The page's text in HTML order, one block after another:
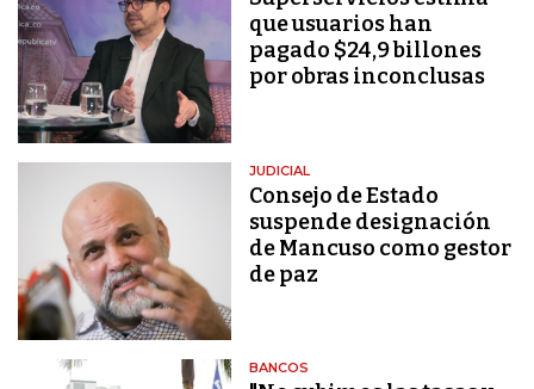
que usuarios han
pagado $24,9 billones
por obras inconclusas
JUDICIAL
Consejo de Estado
suspende designación
de Mancuso como gestor
de paz
BANCOS